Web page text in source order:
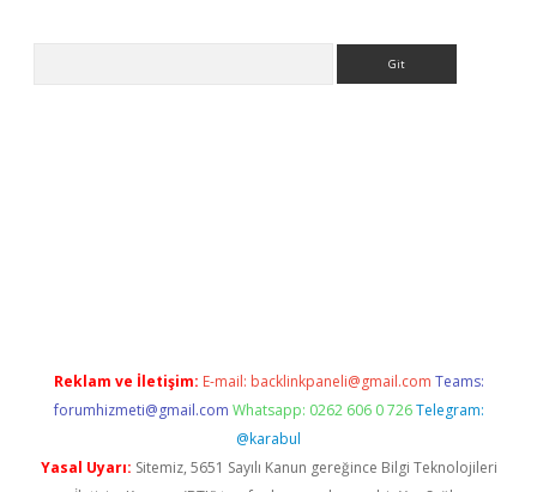
Reklam ve İletişim: E-mail: backlinkpaneli@gmail.com Teams:
forumhizmeti@gmail.com Whatsapp: 0262 606 0 726 Telegram:
@karabul
Yasal Uyarı: Sitemiz, 5651 Sayılı Kanun gereğince Bilgi Teknolojileri